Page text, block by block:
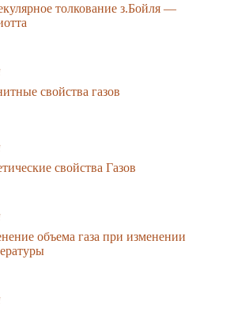
толкование з.Бойля —
свойства газов
свойства Газов
объема газа при изменении